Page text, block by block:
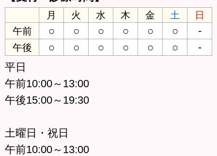
月 火 水 木 金 土
日
午前
○ ○ ○ ○ ○ ○ -
午後 ○ ○ ○ ○ ○ ○
-
平日
午前10:00～13:00
午後15:00～19:30
土曜日・祝日
午前10:00～13:00